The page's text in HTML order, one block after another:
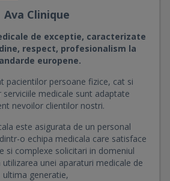
Ava Clinique
de exceptie, caracterizate
respect, profesionalism la
europene.
pacientilor persoane fizice, cat si
serviciile medicale sunt adaptate
nevoilor clientilor nostri.
este asigurata de un personal
o echipa medicala care satisface
si complexe solicitari in domeniul
unei aparaturi medicale de
ultima generatie,